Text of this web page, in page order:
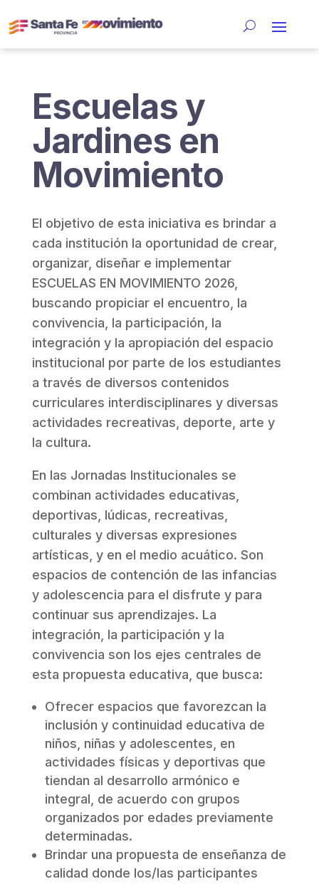
Escuelas y
Jardines en
Movimiento
El objetivo de esta iniciativa es brindar a
cada institución la oportunidad de crear,
organizar, diseñar e implementar
ESCUELAS EN MOVIMIENTO 2026,
buscando propiciar el encuentro, la
convivencia, la participación, la
integración y la apropiación del espacio
institucional por parte de los estudiantes
a través de diversos contenidos
curriculares interdisciplinares y diversas
actividades recreativas, deporte, arte y
la cultura.
En las Jornadas Institucionales se
combinan actividades educativas,
deportivas, lúdicas, recreativas,
culturales y diversas expresiones
artísticas, y en el medio acuático. Son
espacios de contención de las infancias
y adolescencia para el disfrute y para
continuar sus aprendizajes. La
integración, la participación y la
convivencia son los ejes centrales de
esta propuesta educativa, que busca:
Ofrecer espacios que favorezcan la
inclusión y continuidad educativa de
niños, niñas y adolescentes, en
actividades físicas y deportivas que
tiendan al desarrollo armónico e
integral, de acuerdo con grupos
organizados por edades previamente
determinadas.
Brindar una propuesta de enseñanza de
calidad donde los/las participantes